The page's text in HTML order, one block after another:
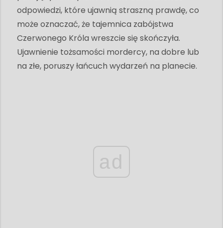
odpowiedzi, które ujawnią straszną prawdę, co
może oznaczać, że tajemnica zabójstwa
Czerwonego Króla wreszcie się skończyła.
Ujawnienie tożsamości mordercy, na dobre lub
na złe, poruszy łańcuch wydarzeń na planecie.
ad